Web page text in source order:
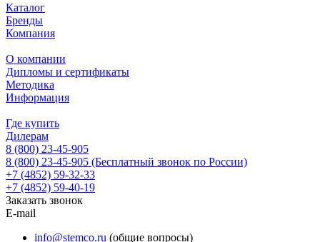
Каталог
Бренды
Компания
О компании
Дипломы и сертификаты
Методика
Информация
Где купить
Дилерам
8 (800) 23-45-905
8 (800) 23-45-905 (Бесплатный звонок по России)
+7 (4852) 59-32-33
+7 (4852) 59-40-19
Заказать звонок
E-mail
info@stemco.ru (общие вопросы)